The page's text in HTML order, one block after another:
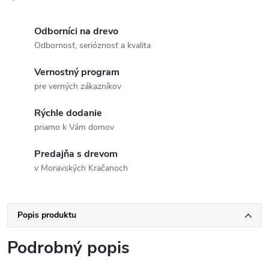
Odborníci na drevo
Odbornosť, serióznosť a kvalita
Vernostný program
pre verných zákazníkov
Rýchle dodanie
priamo k Vám domov
Predajňa s drevom
v Moravských Kračanoch
Popis produktu
Podrobný popis